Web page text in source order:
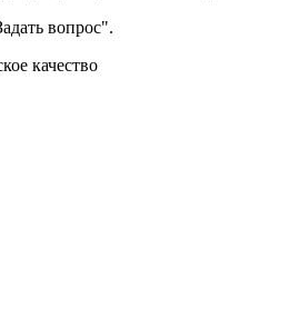
вопрос".
качество